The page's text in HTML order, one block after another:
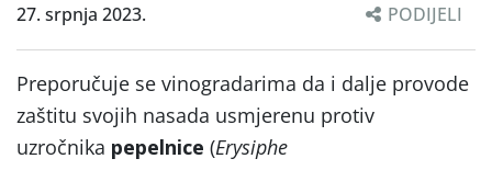
27. srpnja 2023. PODIJELI
Preporučuje se vinogradarima da i dalje provode
zaštitu svojih nasada usmjerenu protiv
uzročnika pepelnice (Erysiphe